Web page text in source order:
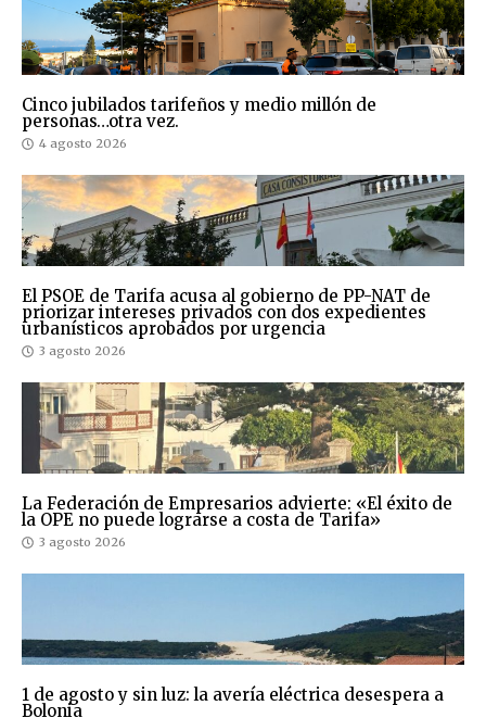
Cinco jubilados tarifeños y medio millón de
personas…otra vez.
4 agosto 2026
El PSOE de Tarifa acusa al gobierno de PP-NAT de
priorizar intereses privados con dos expedientes
urbanísticos aprobados por urgencia
3 agosto 2026
La Federación de Empresarios advierte: «El éxito de
la OPE no puede lograrse a costa de Tarifa»
3 agosto 2026
1 de agosto y sin luz: la avería eléctrica desespera a
Bolonia